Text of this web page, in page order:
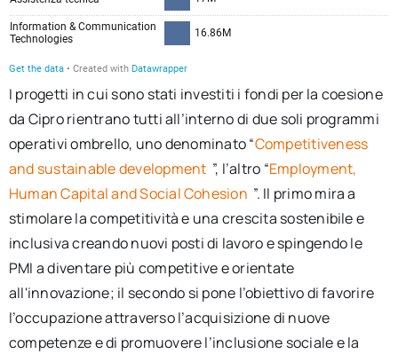
I progetti in cui sono stati investiti i fondi per la coesione
da Cipro rientrano tutti all’interno di due soli programmi
operativi ombrello, uno denominato “Competitiveness
and sustainable development ”, l’altro “Employment,
Human Capital and Social Cohesion ”. Il primo mira a
stimolare la competitività e una crescita sostenibile e
inclusiva creando nuovi posti di lavoro e spingendo le
PMI a diventare più competitive e orientate
all'innovazione; il secondo si pone l’obiettivo di favorire
l’occupazione attraverso l’acquisizione di nuove
competenze e di promuovere l’inclusione sociale e la